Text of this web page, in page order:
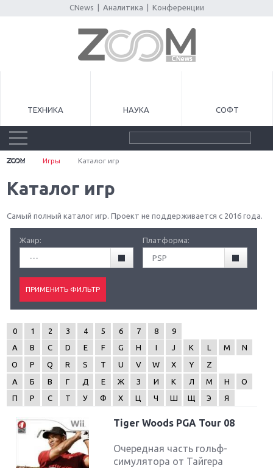
CNews Аналитика Конференции
ТЕХНИКА НАУКА СОФТ
Игры Каталог игр
Каталог игр
Самый полный каталог игр. Проект не поддерживается с 2016 года.
Жанр:
---
Платформа:
PSP
0 1 2 3 4 5 6 7 8
9
A
B C D E F G H I J K L M
N
O
P Q R S T U V W X Y
Z
А
Б В Г Д Е Ж З И К Л М Н
О
П
Р С Т У Ф Х Ц Ч Ш Щ Э Я
Tiger Woods PGA Tour 08
Очередная часть гольф-
симулятора от Тайгера